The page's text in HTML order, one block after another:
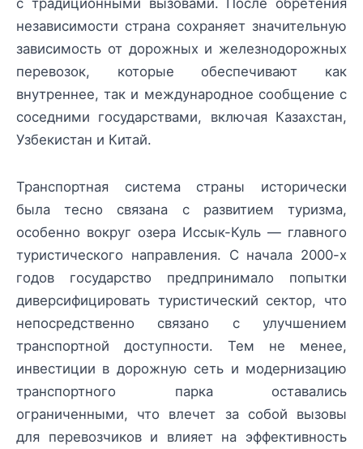
с традиционными вызовами. После обретения
независимости страна сохраняет значительную
зависимость от дорожных и железнодорожных
перевозок, которые обеспечивают как
внутреннее, так и международное сообщение с
соседними государствами, включая Казахстан,
Узбекистан и Китай.
Транспортная система страны исторически
была тесно связана с развитием туризма,
особенно вокруг озера Иссык-Куль — главного
туристического направления. С начала 2000-х
годов государство предпринимало попытки
диверсифицировать туристический сектор, что
непосредственно связано с улучшением
транспортной доступности. Тем не менее,
инвестиции в дорожную сеть и модернизацию
транспортного парка оставались
ограниченными, что влечет за собой вызовы
для перевозчиков и влияет на эффективность